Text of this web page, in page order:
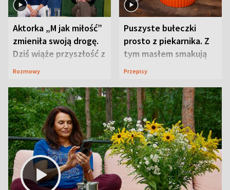
Aktorka „M jak miłość”
zmieniła swoją drogę.
Dziś wiąże przyszłość z
neurobiologią
Rozmowy
Puszyste bułeczki
prosto z piekarnika. Z
tym masłem smakują
jeszcze lepiej
Przepisy